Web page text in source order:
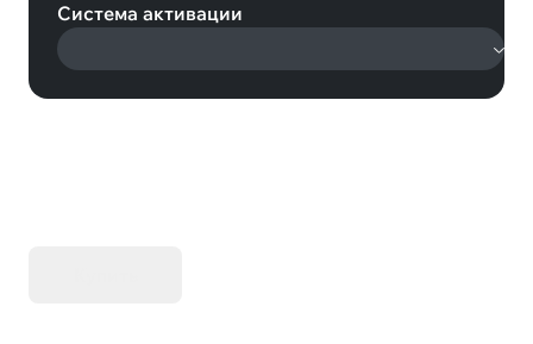
Система активации